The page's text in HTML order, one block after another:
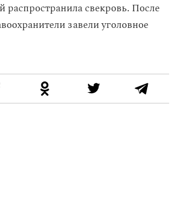
распространила свекровь. После
завели уголовное